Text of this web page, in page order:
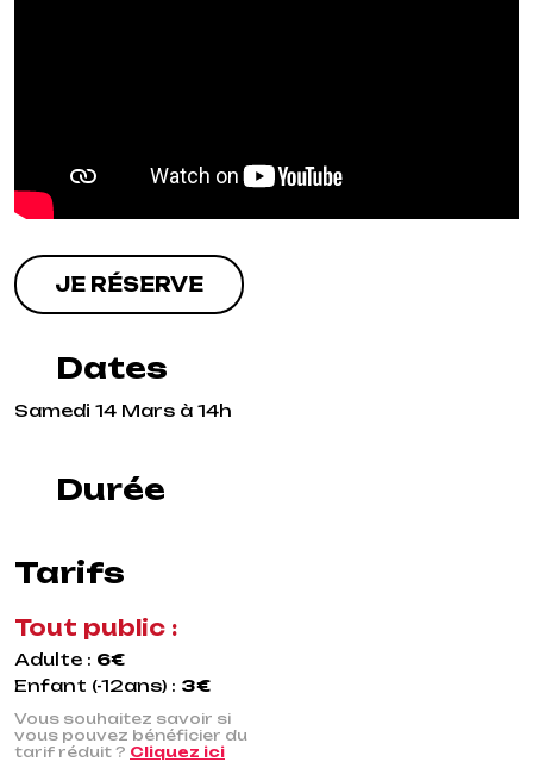
JE RÉSERVE
Dates
Samedi 14 Mars à 14h
Durée
Tarifs
Tout public :
Adulte : 6€
Enfant (-12ans) : 3€
Vous souhaitez savoir si
vous pouvez bénéficier du
tarif réduit ? Cliquez ici